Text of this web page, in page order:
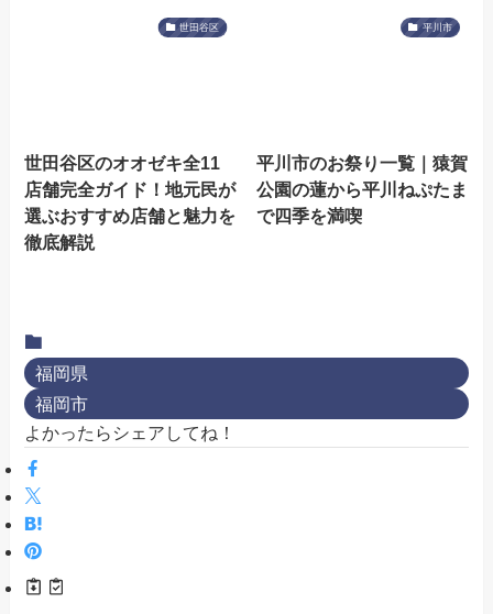
世田谷区
世田谷区のオオゼキ全11
店舗完全ガイド！地元民が
選ぶおすすめ店舗と魅力を
徹底解説
平川市
平川市のお祭り一覧｜猿賀
公園の蓮から平川ねぷたま
で四季を満喫
福岡県
福岡市
よかったらシェアしてね！